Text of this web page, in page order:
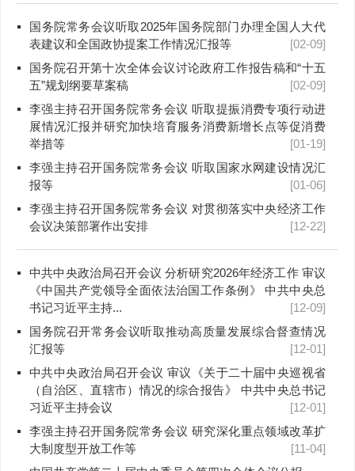
国务院常务会议听取2025年国务院部门办理全国人大代
表建议和全国政协提案工作情况汇报等
[02-09]
国务院召开第十次全体会议讨论政府工作报告稿和“十五
五”规划纲要草案稿
[02-09]
李强主持召开国务院常务会议 听取提振消费专项行动进
展情况汇报并研究加快培育服务消费新增长点等促消费
举措等
[01-19]
李强主持召开国务院常务会议 听取国家水网建设情况汇
报等
[01-06]
李强主持召开国务院常务会议 对贯彻落实中央经济工作
会议决策部署作出安排
[12-22]
中共中央政治局召开会议 分析研究2026年经济工作 审议
《中国共产党领导全面依法治国工作条例》 中共中央总
书记习近平主持...
[12-09]
国务院召开常务会议听取推动高质量发展综合督查情况
汇报等
[12-01]
中共中央政治局召开会议 审议《关于二十届中央巡视省
（自治区、直辖市）情况的综合报告》 中共中央总书记
习近平主持会议
[12-01]
李强主持召开国务院常务会议 研究深化重点领域改革扩
大制度型开放工作等
[11-04]